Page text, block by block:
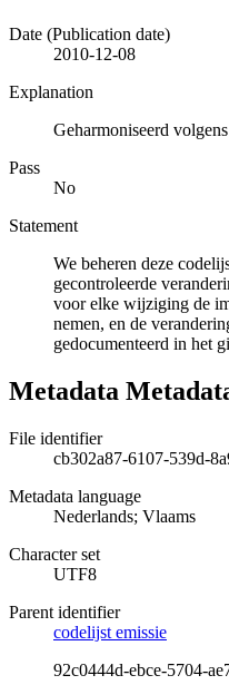
Date (Publication date)
2010-12-08
Explanation
Geharmoniseerd
Pass
No
Statement
We beheren deze
gecontroleerde
voor elke wijziging de
nemen, en de
gedocumenteerd in het
Metadata
File identifier
cb302a87-6107-539d-
Metadata language
Nederlands; Vlaams
Character set
UTF8
Parent identifier
codelijst emissie
92c0444d-ebce-5704-